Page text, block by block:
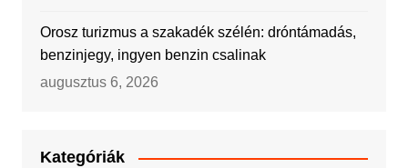
Orosz turizmus a szakadék szélén: dróntámadás,
benzinjegy, ingyen benzin csalinak
augusztus 6, 2026
Kategóriák